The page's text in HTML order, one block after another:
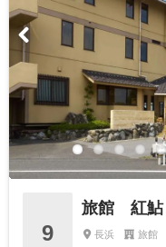
9
旅館 紅鮎
長浜 旅館